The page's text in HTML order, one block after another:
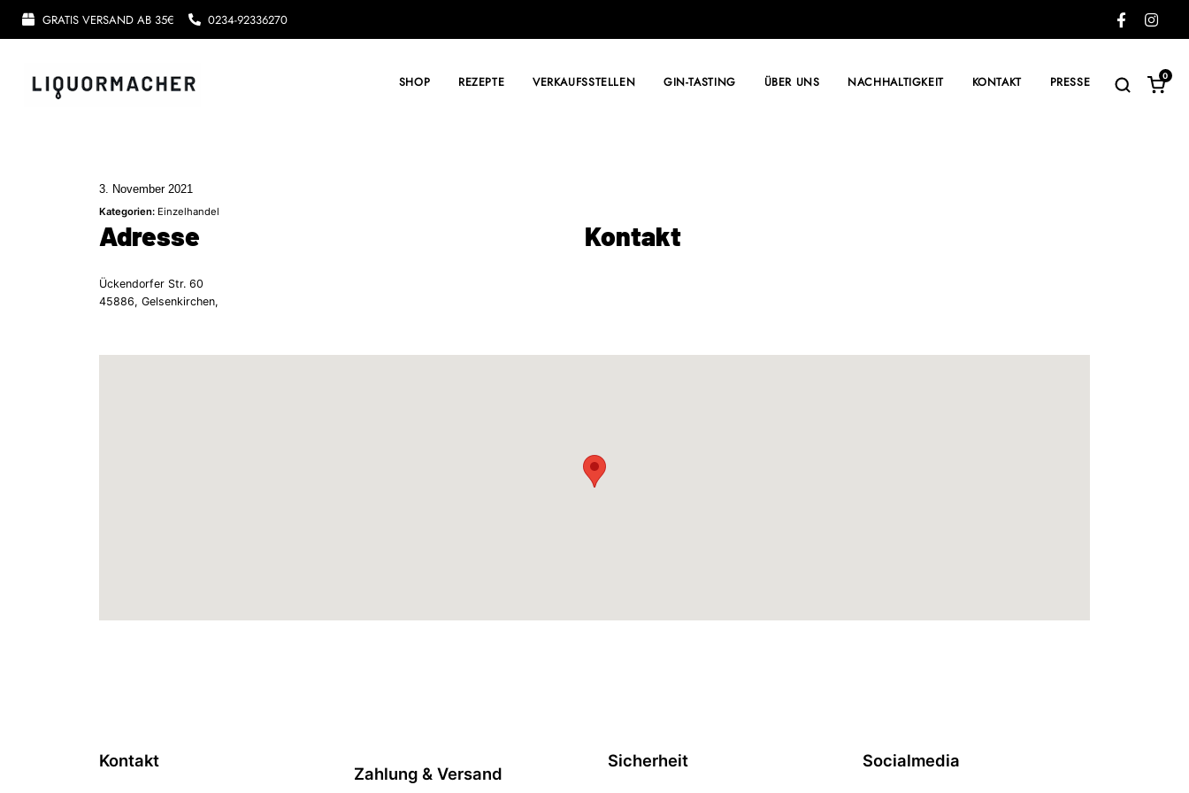
GRATIS VERSAND AB 35€ 0234-92336270
SHOP REZEPTE VERKAUFSSTELLEN GIN-TASTING ÜBER UNS NACHHALTIGKEIT KONTAKT PRESSE 0
3. November 2021
Kategorien: Einzelhandel
Adresse
Ückendorfer Str. 60
45886, Gelsenkirchen,
Kontakt
Kontakt
Zahlung & Versand
Sicherheit Socialmedia